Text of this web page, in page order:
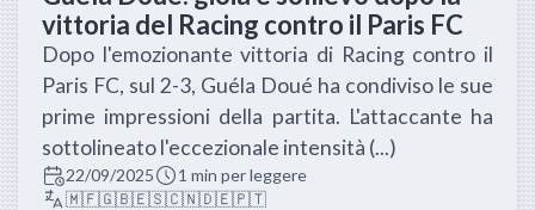
vittoria del Racing contro il Paris FC
Dopo l'emozionante vittoria di Racing contro il
Paris FC, sul 2-3, Guéla Doué ha condiviso le sue
prime impressioni della partita. L'attaccante ha
sottolineato l'eccezionale intensità (...)
22/09/2025
1 min per leggere
🇲🇫🇬🇧🇪🇸🇨🇳🇩🇪🇵🇹